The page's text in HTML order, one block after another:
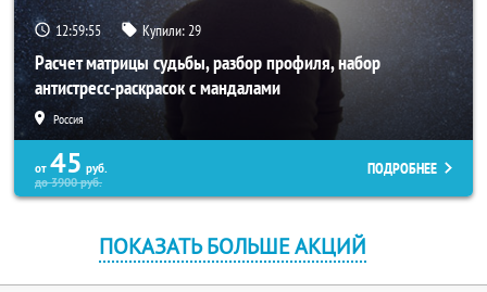
12:59:52 Купили:29
Расчет матрицы судьбы, разбор профиля, набор
антистресс-раскрасок с мандалами
Россия
от 45 руб.
до3900руб.
ПОДРОБНЕЕ
ПОКАЗАТЬ БОЛЬШЕ АКЦИЙ